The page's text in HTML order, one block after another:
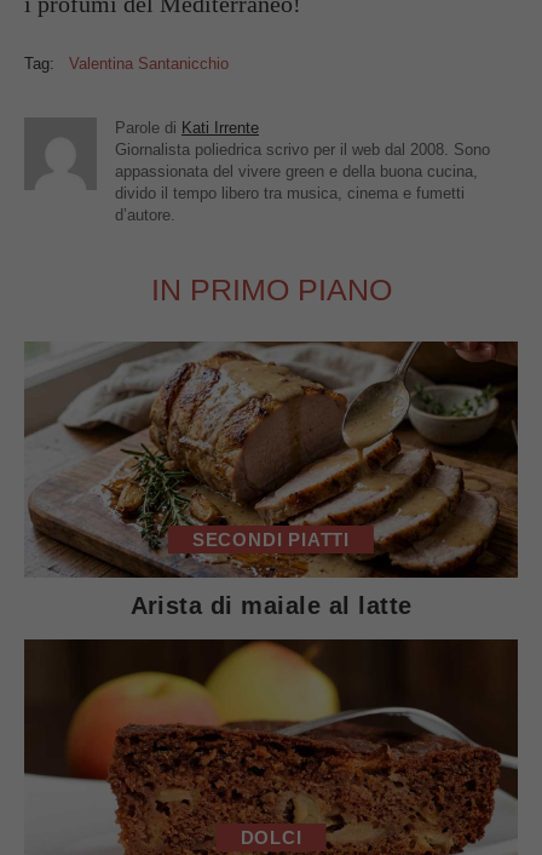
Tag: Valentina Santanicchio
Parole di Kati Irrente
Giornalista poliedrica scrivo per il web dal 2008. Sono
appassionata del vivere green e della buona cucina,
divido il tempo libero tra musica, cinema e fumetti
d’autore.
IN PRIMO PIANO
SECONDI PIATTI
Arista di maiale al latte
DOLCI